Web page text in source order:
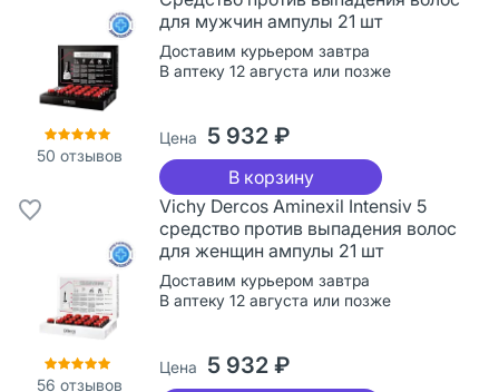
50 отзывов
для мужчин ампулы 21 шт
Доставим курьером завтра
В аптеку 12 августа или позже
Цена 5 932 ₽
В корзину
56 отзывов
Vichy Dercos Aminexil Intensiv 5
cредство против выпадения волос
для женщин ампулы 21 шт
Доставим курьером завтра
В аптеку 12 августа или позже
Цена 5 932 ₽